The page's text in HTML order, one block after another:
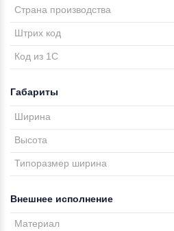
Страна производства
Штрих код
Код из 1С
Габариты
Ширина
Высота
Типоразмер ширина
Внешнее исполнение
Материал